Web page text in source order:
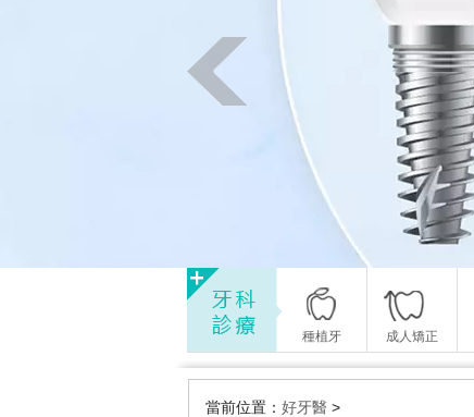
種植牙 成人矯正
當前位置： 好牙醫 >